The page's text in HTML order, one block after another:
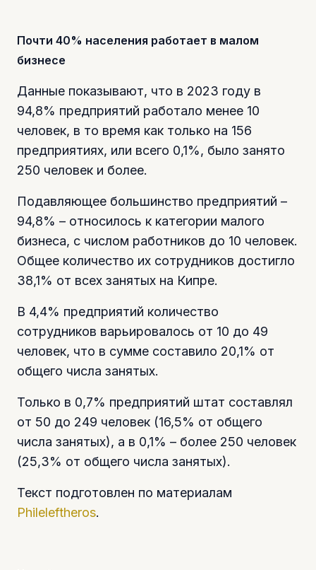
Почти 40% населения работает в малом
бизнесе
Данные показывают, что в 2023 году в
94,8% предприятий работало менее 10
человек, в то время как только на 156
предприятиях, или всего 0,1%, было занято
250 человек и более.
Подавляющее большинство предприятий –
94,8% – относилось к категории малого
бизнеса, с числом работников до 10 человек.
Общее количество их сотрудников достигло
38,1% от всех занятых на Кипре.
В 4,4% предприятий количество
сотрудников варьировалось от 10 до 49
человек, что в сумме составило 20,1% от
общего числа занятых.
Только в 0,7% предприятий штат составлял
от 50 до 249 человек (16,5% от общего
числа занятых), а в 0,1% – более 250 человек
(25,3% от общего числа занятых).
Текст подготовлен по материалам
Phileleftheros.